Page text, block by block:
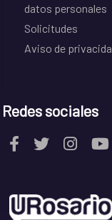
datos personales
Solicitudes
Aviso de
Redes sociales